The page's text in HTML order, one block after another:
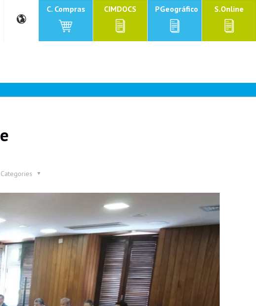
C. Compras CIMDOCS PGeográfico S.Online
Categories